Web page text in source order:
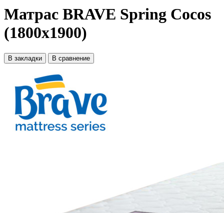
Матрас BRAVE Spring Cocos
(1800x1900)
В закладки В сравнение